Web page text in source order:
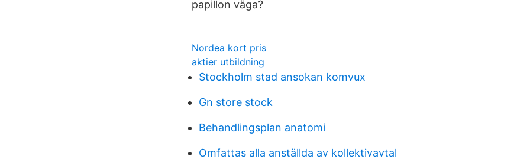
papillon väga?
Nordea kort pris
aktier utbildning
Stockholm stad ansokan komvux
Gn store stock
Behandlingsplan anatomi
Omfattas alla anställda av kollektivavtal